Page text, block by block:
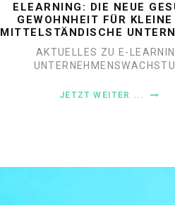
ELEARNING: DIE NEUE
GEWOHNHEIT FÜR KLEINE
MITTELSTÄNDISCHE
AKTUELLES ZU E-
JETZT WEITER ...